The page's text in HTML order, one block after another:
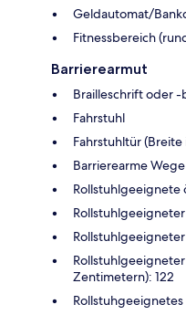
Geldautomat/
Fitnessbereich
Barrierearmut
Brailleschrift oder
Fahrstuhl
Fahrstuhltür
Barrierearme Wege
Zentimetern): 122
Rollstuhgeeignetes